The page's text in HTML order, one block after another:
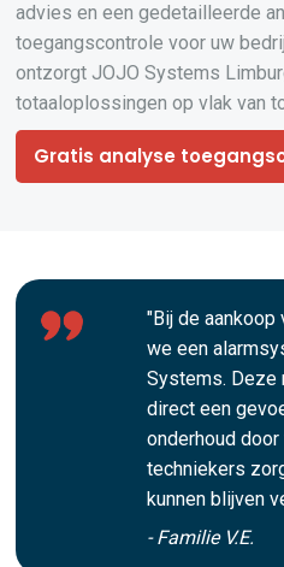
advies en een gedetailleerde
toegangscontrole voor uw
ontzorgt JOJO Systems
totaaloplossingen op vlak van
Gratis analyse
"Bij de aankoop
we een
Systems. Deze
direct een
onderhoud
techniekers
kunnen blijven
- Familie V.E.